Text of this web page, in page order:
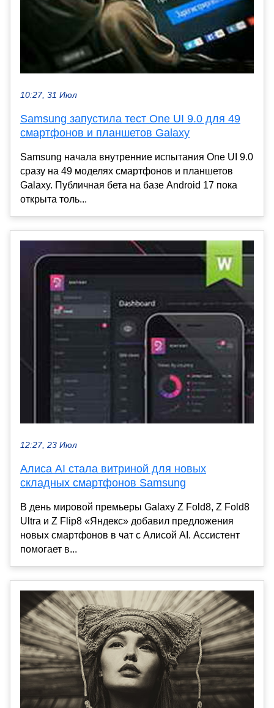
10:27, 31 Июл
Samsung запустила тест One UI 9.0 для 49
смартфонов и планшетов Galaxy
Samsung начала внутренние испытания One UI 9.0
сразу на 49 моделях смартфонов и планшетов
Galaxy. Публичная бета на базе Android 17 пока
открыта толь...
12:27, 23 Июл
Алиса AI стала витриной для новых
складных смартфонов Samsung
В день мировой премьеры Galaxy Z Fold8, Z Fold8
Ultra и Z Flip8 «Яндекс» добавил предложения
новых смартфонов в чат с Алисой AI. Ассистент
помогает в...